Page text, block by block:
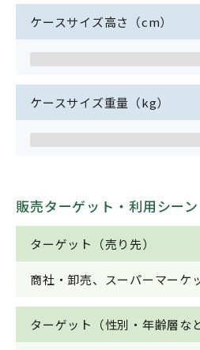
ケースサイズ高さ（cm）
ケースサイズ重量（kg）
販売ターゲット・利用シーン
ターゲット（売り先）
商社・卸売、スーパーマーケ
ターゲット（性別・年齢層など